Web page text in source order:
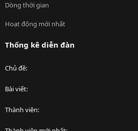
Dòng thời gian
Hoạt động mới nhất
Thống kê diễn đàn
Chủ đề
Bài viết
Thành viên